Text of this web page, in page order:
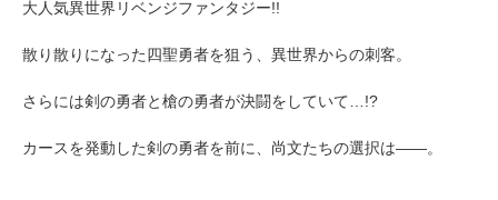
大人気異世界リベンジファンタジー!!
散り散りになった四聖勇者を狙う、異世界からの刺客。
さらには剣の勇者と槍の勇者が決闘をしていて…!?
カースを発動した剣の勇者を前に、尚文たちの選択は――。